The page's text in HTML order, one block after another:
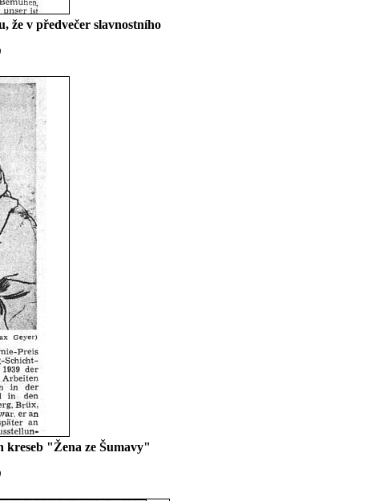
že v předvečer slavnostního
kreseb "Žena ze Šumavy"